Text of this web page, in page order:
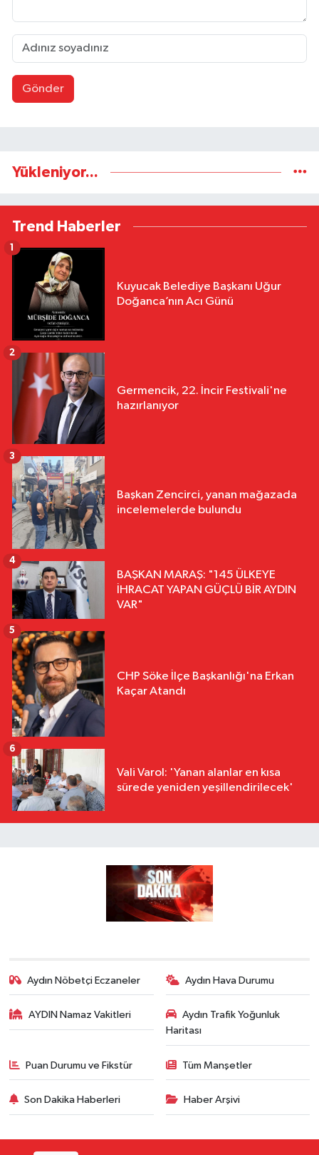
Gönder
Yükleniyor...
Trend Haberler
Kuyucak Belediye Başkanı Uğur
Doğanca’nın Acı Günü
1
Germencik, 22. İncir Festivali'ne
hazırlanıyor
2
Başkan Zencirci, yanan mağazada
incelemelerde bulundu
3
BAŞKAN MARAŞ: "145 ÜLKEYE
İHRACAT YAPAN GÜÇLÜ BİR AYDIN
VAR"
4
CHP Söke İlçe Başkanlığı'na Erkan
Kaçar Atandı
5
Vali Varol: 'Yanan alanlar en kısa
sürede yeniden yeşillendirilecek'
6
Aydın Nöbetçi Eczaneler Aydın Hava Durumu
AYDIN Namaz Vakitleri
Aydın Trafik Yoğunluk
Haritası
Puan Durumu ve Fikstür Tüm Manşetler
Son Dakika Haberleri Haber Arşivi